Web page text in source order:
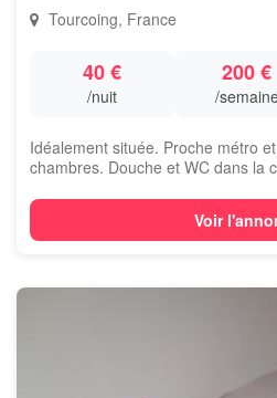
Tourcoing, France
40 €
/nuit
200 €
/
Idéalement située. Proche métro
chambres. Douche et WC dans la
Voir